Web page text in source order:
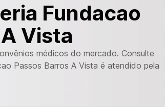
Fundacao
Vista
médicos do mercado. Consulte
Passos Barros A Vista é atendido pela